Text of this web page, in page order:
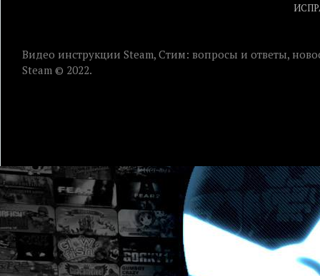
Видео инструкции Steam, Стим: вопросы и ответы,
Steam © 2022.